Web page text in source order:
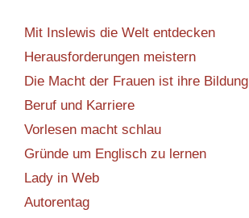
Mit Inslewis die Welt entdecken
Herausforderungen meistern
Die Macht der Frauen ist ihre Bildung
Beruf und Karriere
Vorlesen macht schlau
Gründe um Englisch zu lernen
Lady in Web
Autorentag